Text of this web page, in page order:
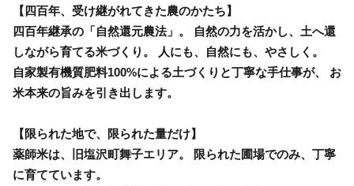
【四百年、受け継がれてきた農のかたち】
四百年継承の「自然還元農法」。 自然の力を活かし、土へ還
しながら育てる米づくり。 人にも、自然にも、やさしく。
自家製有機質肥料100%による土づくりと丁寧な手仕事が、 お
米本来の旨みを引き出します。
【限られた地で、限られた量だけ】
薬師米は、旧塩沢町舞子エリア。 限られた圃場でのみ、丁寧
に育てています。